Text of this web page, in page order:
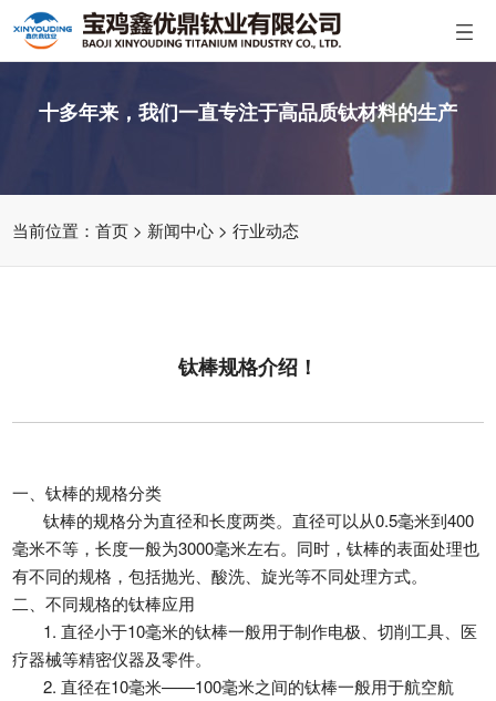
十多年来，我们一直专注于高品质钛材料的生产
当前位置：首页 > 新闻中心 >行业动态
钛棒规格介绍！
一、钛棒的规格分类
钛棒的规格分为直径和长度两类。直径可以从0.5毫米到400
毫米不等，长度一般为3000毫米左右。同时，钛棒的表面处理也
有不同的规格，包括抛光、酸洗、旋光等不同处理方式。
二、不同规格的钛棒应用
1. 直径小于10毫米的钛棒一般用于制作电极、切削工具、医
疗器械等精密仪器及零件。
2. 直径在10毫米——100毫米之间的钛棒一般用于航空航